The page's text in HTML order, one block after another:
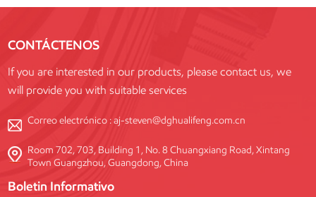
CONTÁCTENOS
If you are interested in our products, please contact us, we
will provide you with suitable services
Correo electrónico :aj-steven@dghualifeng.com.cn
Room 702, 703, Building 1, No. 8 Chuangxiang Road, Xintang
Town Guangzhou, Guangdong, China
Boletin Informativo